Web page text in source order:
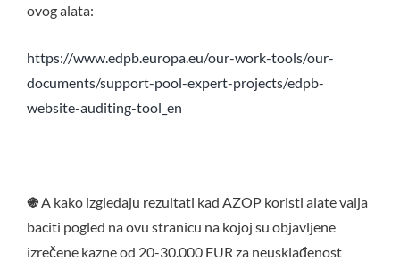
ovog alata:
https://www.edpb.europa.eu/our-work-tools/our-
documents/support-pool-expert-projects/edpb-
website-auditing-tool_en
֍A kako izgledaju rezultati kad AZOP koristi alate valja
baciti pogled na ovu stranicu na kojoj su objavljene
izrečene kazne od 20-30.000 EUR za neusklađenost